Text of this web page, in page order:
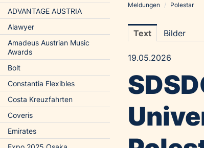
ADVANTAGE AUSTRIA
Alawyer
Amadeus Austrian Music
Awards
Bolt
Constantia Flexibles
Costa Kreuzfahrten
Coveris
Emirates
Meldungen / Polestar
Text Bilder
19.05.2026